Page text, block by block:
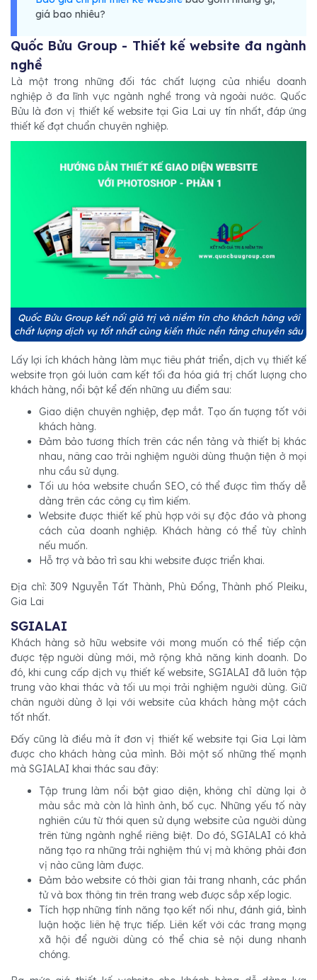
giá bao nhiêu?
Quốc Bửu Group - Thiết kế website đa ngành
nghề
Là một trong những đối tác chất lượng của nhiều doanh
nghiệp ở đa lĩnh vực ngành nghề trong và ngoài nước. Quốc
Bửu là đơn vị thiết kế website tại Gia Lai uy tín nhất, đáp ứng
thiết kế đạt chuẩn chuyên nghiệp.
Quốc Bửu Group kết nối giá trị và niềm tin cho khách hàng với
chất lượng dịch vụ tốt nhất cùng kiến thức nền tảng chuyên sâu
Lấy lợi ích khách hàng làm mục tiêu phát triển, dịch vụ thiết kế
website trọn gói luôn cam kết tối đa hóa giá trị chất lượng cho
khách hàng, nổi bật kể đến những ưu điểm sau:
Giao diện chuyên nghiệp, đẹp mắt. Tạo ấn tượng tốt với
khách hàng.
Đảm bảo tương thích trên các nền tảng và thiết bị khác
nhau, nâng cao trải nghiệm người dùng thuận tiện ở mọi
nhu cầu sử dụng.
Tối ưu hóa website chuẩn SEO, có thể được tìm thấy dễ
dàng trên các công cụ tìm kiếm.
Website được thiết kế phù hợp với sự độc đáo và phong
cách của doanh nghiệp. Khách hàng có thể tùy chỉnh
nếu muốn.
Hỗ trợ và bảo trì sau khi website được triển khai.
Địa chỉ: 309 Nguyễn Tất Thành, Phù Đổng, Thành phố Pleiku,
Gia Lai
SGIALAI
Khách hàng sở hữu website với mong muốn có thể tiếp cận
được tệp người dùng mới, mở rộng khả năng kinh doanh. Do
đó, khi cung cấp dịch vụ thiết kế website, SGIALAI đã luôn tập
trung vào khai thác và tối ưu mọi trải nghiệm người dùng. Giữ
chân người dùng ở lại với website của khách hàng một cách
tốt nhất.
Đấy cũng là điều mà ít đơn vị thiết kế website tại Gia Lại làm
được cho khách hàng của mình. Bởi một số những thế mạnh
mà SGIALAI khai thác sau đây:
Tập trung làm nổi bật giao diện, không chỉ dừng lại ở
màu sắc mà còn là hình ảnh, bố cục. Những yếu tố này
nghiên cứu từ thói quen sử dụng website của người dùng
trên từng ngành nghề riêng biệt. Do đó, SGIALAI có khả
năng tạo ra những trải nghiệm thú vị mà không phải đơn
vị nào cũng làm được.
Đảm bảo website có thời gian tải trang nhanh, các phần
tử và box thông tin trên trang web được sắp xếp logic.
Tích hợp những tính năng tạo kết nối như, đánh giá, bình
luận hoặc liên hệ trực tiếp. Liên kết với các trang mạng
xã hội để người dùng có thể chia sẻ nội dung nhanh
chóng.